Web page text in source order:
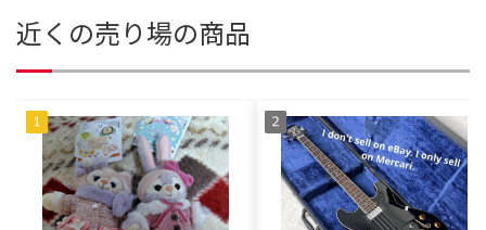
近くの売り場の商品